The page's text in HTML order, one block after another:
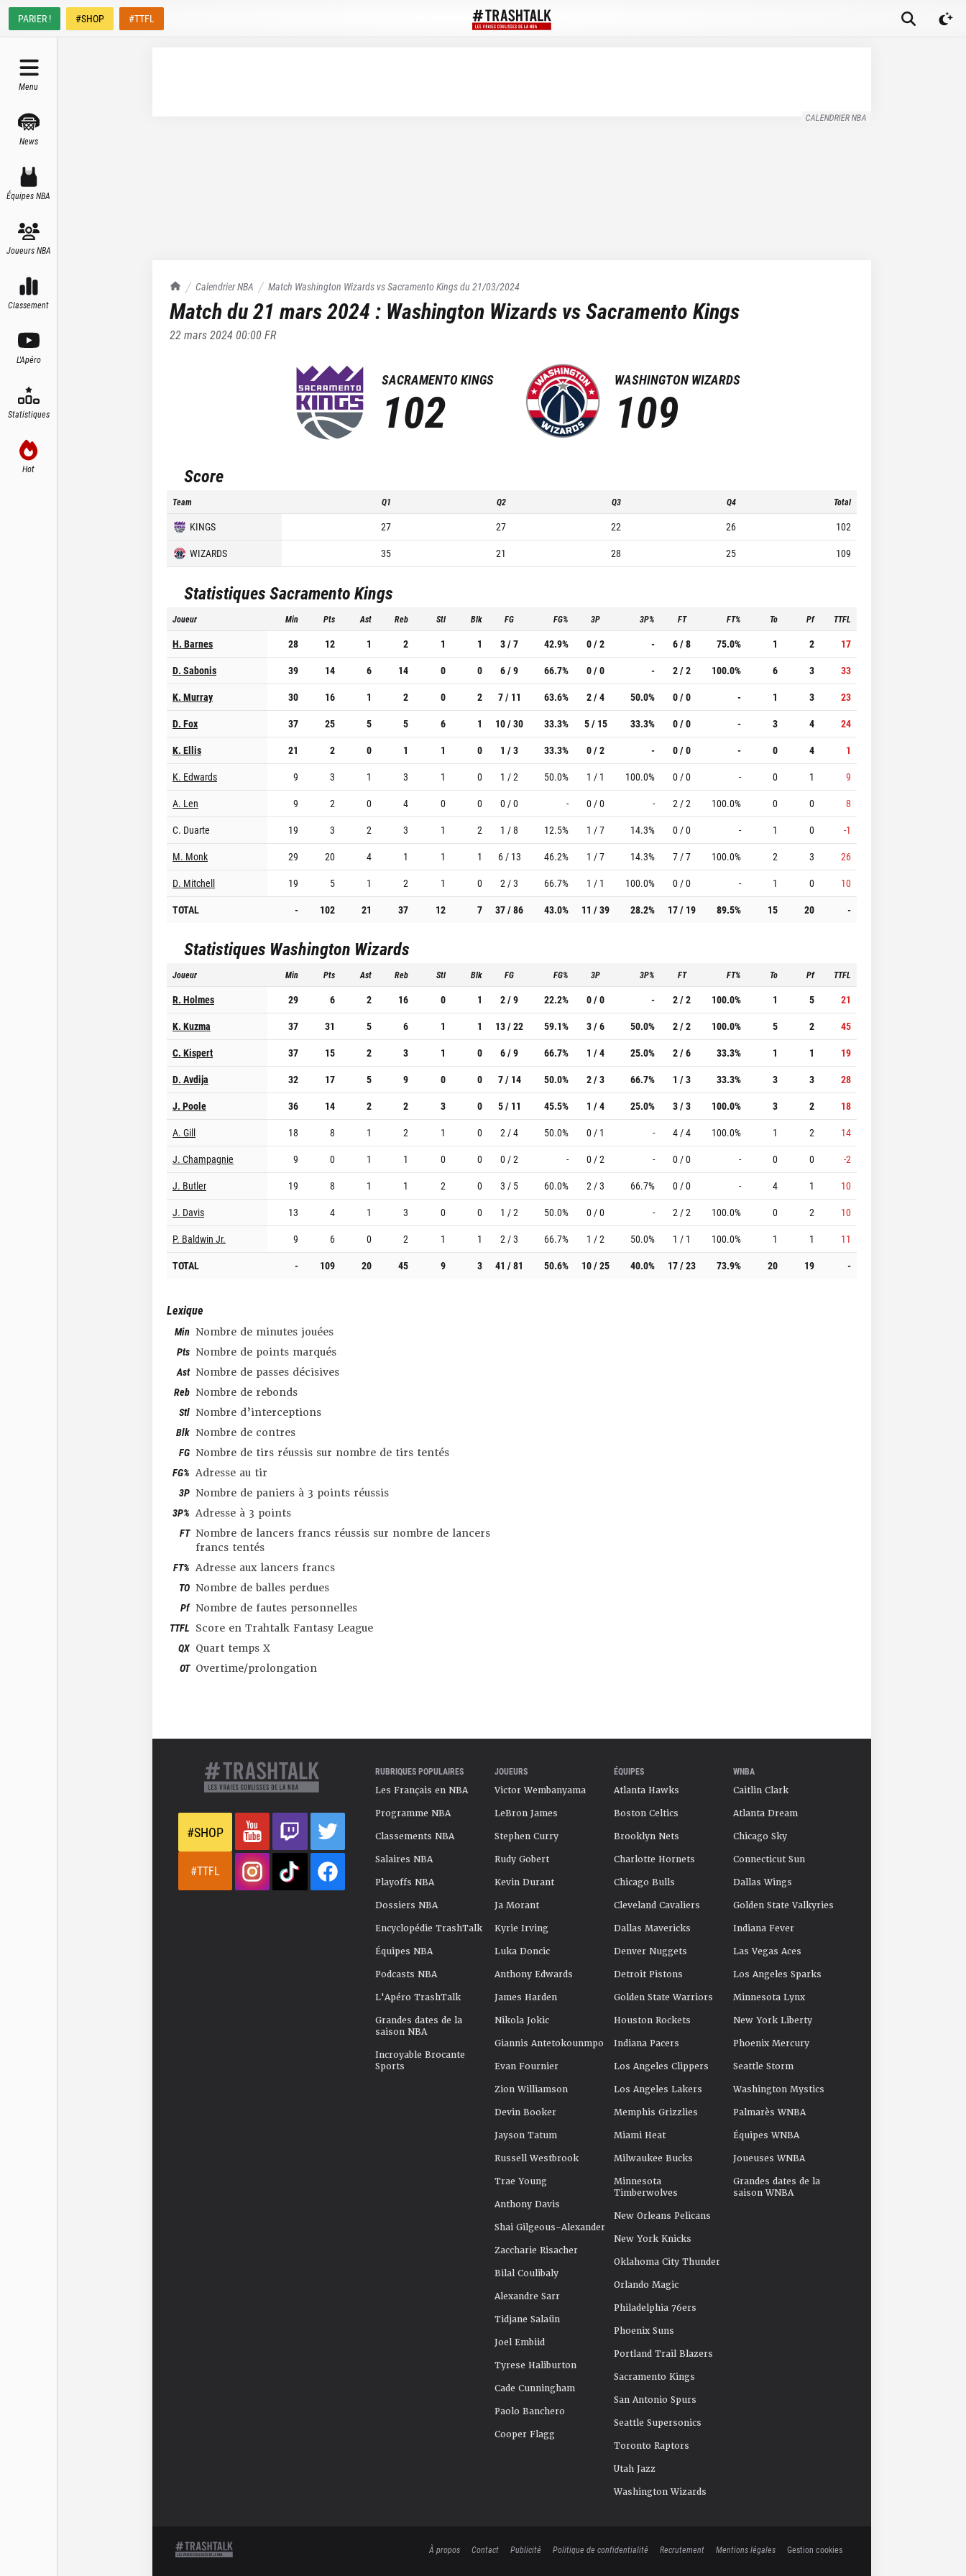
PARIER ! #SHOP #TTFL
Menu
News
Équipes NBA
Joueurs NBA
Classement
L'Apéro
Statistiques
Hot
CALENDRIER NBA
TrashTalk Actu NBA
Calendrier NBA Match Washington Wizards vsSacramento Kingsdu21/03/2024
Match du21 mars 2024 : Washington Wizards vsSacramento Kings
22 mars 2024 00:00FR
SACRAMENTO KINGS
102
WASHINGTON WIZARDS
109
Score
Team Q1 Q2 Q3 Q4 Total
KINGS 27 27 22 26
102
WIZARDS
35 21 28 25 109
StatistiquesSacramento Kings
Joueur Min Pts Ast Reb Stl Blk FG FG% 3P 3P% FT FT% To Pf TTFL
H. Barnes 28 12 1 2 1 1 3 / 7 42.9% 0 / 2 - 6 / 8 75.0% 1 2
17
D. Sabonis
39 14 6 14 0 0 6 / 9 66.7% 0 / 0 - 2 / 2 100.0% 6 3
33
K. Murray
30 16 1 2 0 2 7 / 11 63.6% 2 / 4 50.0% 0 / 0 - 1 3
23
D. Fox
37 25 5 5 6 1 10 / 30 33.3% 5 / 15 33.3% 0 / 0 - 3 4
24
K. Ellis
21 2 0 1 1 0 1 / 3 33.3% 0 / 2 - 0 / 0 - 0 4
1
K. Edwards
9 3 1 3 1 0 1 / 2 50.0% 1 / 1 100.0% 0 / 0 - 0 1
9
A. Len
9 2 0 4 0 0 0 / 0 - 0 / 0 - 2 / 2 100.0% 0 0
8
C. Duarte
19 3 2 3 1 2 1 / 8 12.5% 1 / 7 14.3% 0 / 0 - 1 0
-1
M. Monk
29 20 4 1 1 1 6 / 13 46.2% 1 / 7 14.3% 7 / 7 100.0% 2 3
26
D. Mitchell
19 5 1 2 1 0 2 / 3 66.7% 1 / 1 100.0% 0 / 0 - 1 0
10
TOTAL
- 102 21 37 12 7 37 / 86 43.0% 11 / 39 28.2% 17 / 19 89.5% 15 20 -
Statistiques Washington Wizards
Joueur Min Pts Ast Reb Stl Blk FG FG% 3P 3P% FT FT% To Pf TTFL
R. Holmes 29 6 2 16 0 1 2 / 9 22.2% 0 / 0 - 2 / 2 100.0% 1 5
21
K. Kuzma
37 31 5 6 1 1 13 / 22 59.1% 3 / 6 50.0% 2 / 2 100.0% 5 2
45
C. Kispert
37 15 2 3 1 0 6 / 9 66.7% 1 / 4 25.0% 2 / 6 33.3% 1 1
19
D. Avdija
32 17 5 9 0 0 7 / 14 50.0% 2 / 3 66.7% 1 / 3 33.3% 3 3
28
J. Poole
36 14 2 2 3 0 5 / 11 45.5% 1 / 4 25.0% 3 / 3 100.0% 3 2
18
A. Gill
18 8 1 2 1 0 2 / 4 50.0% 0 / 1 - 4 / 4 100.0% 1 2
14
J. Champagnie
9 0 1 1 0 0 0 / 2 - 0 / 2 - 0 / 0 - 0 0
-2
J. Butler
19 8 1 1 2 0 3 / 5 60.0% 2 / 3 66.7% 0 / 0 - 4 1
10
J. Davis
13 4 1 3 0 0 1 / 2 50.0% 0 / 0 - 2 / 2 100.0% 0 2
10
P. Baldwin Jr.
9 6 0 2 1 1 2 / 3 66.7% 1 / 2 50.0% 1 / 1 100.0% 1 1
11
TOTAL
- 109 20 45 9 3 41 / 81 50.6% 10 / 25 40.0% 17 / 23 73.9% 20 19 -
Lexique
Min Nombre de minutes jouées
Pts Nombre de points marqués
Ast Nombre de passes décisives
Reb Nombre de rebonds
Stl Nombre d’interceptions
Blk Nombre de contres
FG Nombre de tirs réussis sur nombre de tirs tentés
FG% Adresse au tir
3P Nombre de paniers à 3 points réussis
3P% Adresse à 3 points
FT Nombre de lancers francs réussis sur nombre de lancers
francs tentés
FT% Adresse aux lancers francs
TO Nombre de balles perdues
Pf Nombre de fautes personnelles
TTFL Score en Trahtalk Fantasy League
QX Quart temps X
OT Overtime/prolongation
#SHOP
#TTFL
RUBRIQUES POPULAIRES
Les Français en NBA
Programme NBA
Classements NBA
Salaires NBA
Playoffs NBA
Dossiers NBA
Encyclopédie TrashTalk
Équipes NBA
Podcasts NBA
L'Apéro TrashTalk
Grandes dates de la
saison NBA
Incroyable Brocante
Sports
JOUEURS
Victor Wembanyama
LeBron James
Stephen Curry
Rudy Gobert
Kevin Durant
Ja Morant
Kyrie Irving
Luka Doncic
Anthony Edwards
James Harden
Nikola Jokic
Giannis Antetokounmpo
Evan Fournier
Zion Williamson
Devin Booker
Jayson Tatum
Russell Westbrook
Trae Young
Anthony Davis
Shai Gilgeous-Alexander
Zaccharie Risacher
Bilal Coulibaly
Alexandre Sarr
Tidjane Salaün
Joel Embiid
Tyrese Haliburton
Cade Cunningham
Paolo Banchero
Cooper Flagg
ÉQUIPES
Atlanta Hawks
Boston Celtics
Brooklyn Nets
Charlotte Hornets
Chicago Bulls
Cleveland Cavaliers
Dallas Mavericks
Denver Nuggets
Detroit Pistons
Golden State Warriors
Houston Rockets
Indiana Pacers
Los Angeles Clippers
Los Angeles Lakers
Memphis Grizzlies
Miami Heat
Milwaukee Bucks
Minnesota
Timberwolves
New Orleans Pelicans
New York Knicks
Oklahoma City Thunder
Orlando Magic
Philadelphia 76ers
Phoenix Suns
Portland Trail Blazers
Sacramento Kings
San Antonio Spurs
Seattle Supersonics
Toronto Raptors
Utah Jazz
Washington Wizards
WNBA
Caitlin Clark
Atlanta Dream
Chicago Sky
Connecticut Sun
Dallas Wings
Golden State Valkyries
Indiana Fever
Las Vegas Aces
Los Angeles Sparks
Minnesota Lynx
New York Liberty
Phoenix Mercury
Seattle Storm
Washington Mystics
Palmarès WNBA
Équipes WNBA
Joueuses WNBA
Grandes dates de la
saison WNBA
À propos Contact Publicité Politique de confidentialité Recrutement Mentions légales Gestion cookies